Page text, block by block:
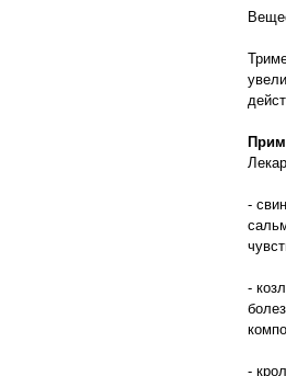
-
-
-